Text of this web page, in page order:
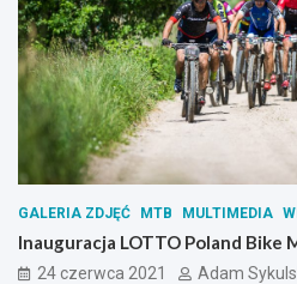
GALERIA ZDJĘĆ MTB MULTIMEDIA
Inauguracja LOTTO Poland Bike
24 czerwca 2021 Adam